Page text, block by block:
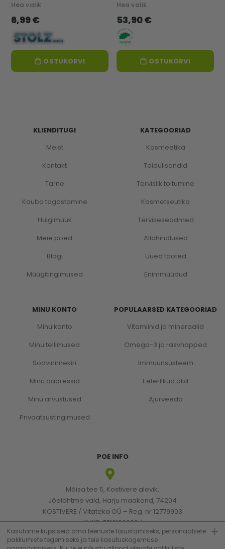
Hea valik
6,99 €
OSTUKORVI
Hea valik
53,90 €
OSTUKORVI
KLIENDITUGI
Meist
Kontakt
Tarne
Kauba tagastamine
Hulgimüük
Meie poed
Blogi
Müügitingimused
MINU KONTO
Minu konto
Minu tellimused
Soovinimekiri
Minu aadressid
Minu arvustused
Privaatsustingimused
KATEGOORIAD
Kosmeetika
Toidulisandid
Tervislik toitumine
Kosmetseutika
Terviseseadmed
Allahindlused
Uued tooted
Enimmüüdud
POPULAARSED KATEGOORIAD
Vitamiinid ja mineraalid
Omega-3 ja rasvhapped
Immuunsüsteem
Eeterlikud õlid
Ajurveeda
POE INFO
Mõisa tee 5, Kostivere alevik,
Jõelähtme vald, Harju maakond, 74204
KOSTIVERE / Vitateka OÜ – Reg. nr 12779903
KMKR: EE101830894
Kasutame küpsiseid oma teenuste täiustamiseks, personaalsete
pakkumiste tegemiseks ja teie kasutuskogemuse